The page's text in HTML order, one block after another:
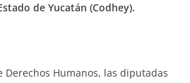
de Yucatán (Codhey).
Humanos, las diputadas